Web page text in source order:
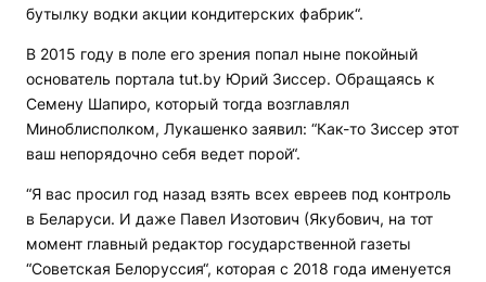
бутылку водки акции кондитерских фабрик“.
В 2015 году в поле его зрения попал ныне покойный
основатель портала tut.by Юрий Зиссер. Обращаясь к
Семену Шапиро, который тогда возглавлял
Миноблисполком, Лукашенко заявил: “Как-то Зиссер этот
ваш непорядочно себя ведет порой“.
“Я вас просил год назад взять всех евреев под контроль
в Беларуси. И даже Павел Изотович (Якубович, на тот
момент главный редактор государственной газеты
“Советская Белоруссия“, которая с 2018 года именуется